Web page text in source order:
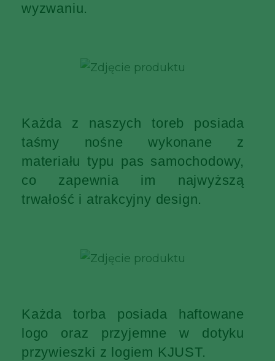
wyzwaniu.
Każda z naszych toreb posiada
taśmy nośne wykonane z
materiału typu pas samochodowy,
co zapewnia im najwyższą
trwałość i atrakcyjny design.
Każda torba posiada haftowane
logo oraz przyjemne w dotyku
przywieszki z logiem KJUST.